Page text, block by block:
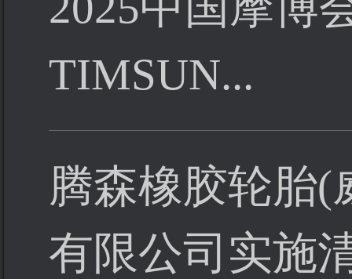
TIMSUN...
腾森橡胶轮胎(
有限公司实施